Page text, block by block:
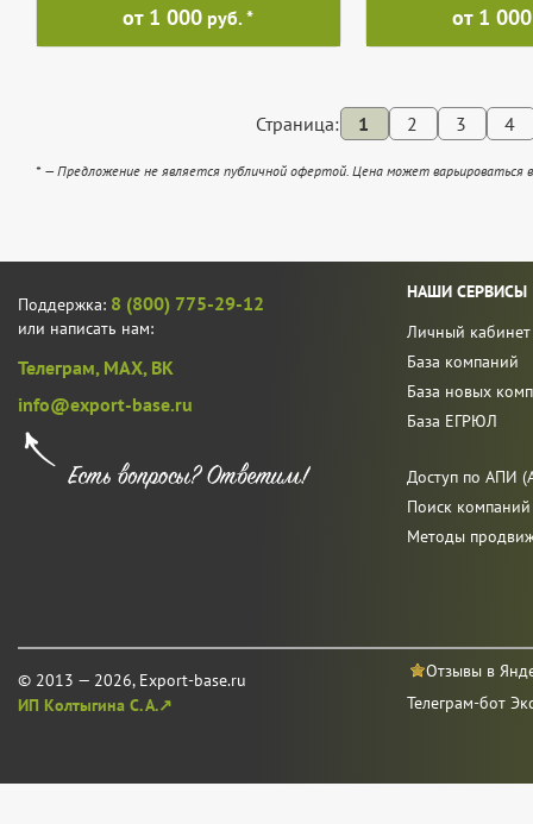
от 1 000 руб. от 1 000
Страница: 1 2 3 4
* — Предложение не является публичной офертой. Цена может варьироваться
Поддержка: 8 (800) 775-29-12
или написать нам:
Телеграм, MAX, ВК
info@export-base.ru
© 2013 — 2026, Export-base.ru
ИП Колтыгина С. А.↗
НАШИ СЕРВИСЫ
Личный кабинет
База компаний
База новых
База ЕГРЮЛ
Доступ по АПИ
Поиск
Методы
Отзывы в
Телеграм-бот